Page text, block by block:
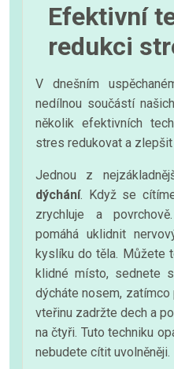
Efektivní
redukci
V dnešním
nedílnou součástí
několik efektivních
stres redukovat a
Jednou z
dýchání. Když se
zrychluje a
pomáhá uklidnit
kyslíku do těla. Můžete
klidné místo, sednete
dýcháte nosem,
vteřinu zadržte dech a
na čtyři. Tuto techniku
nebudete cítit uvolněněji.